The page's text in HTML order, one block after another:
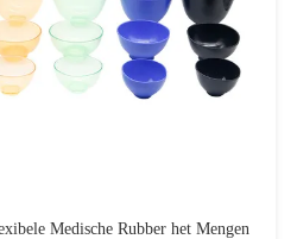
Medische Rubber het Mengen